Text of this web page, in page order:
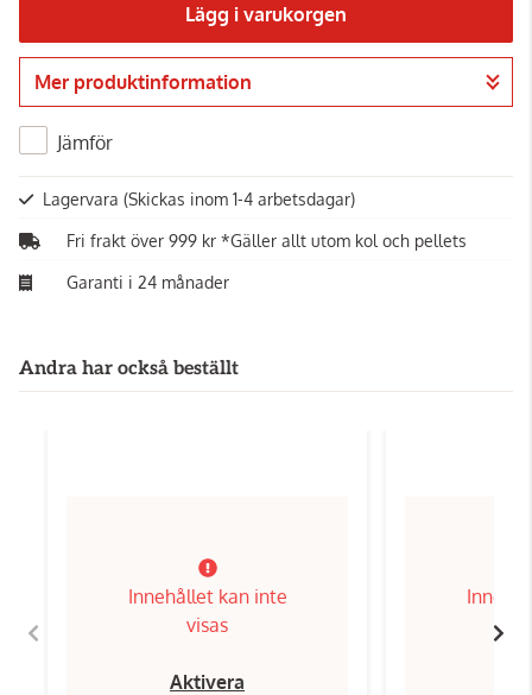
Lägg i varukorgen
Gå till kassan
Mer produktinformation
Jämför
Lagervara (Skickas inom 1-4 arbetsdagar)
Fri frakt över 999 kr *Gäller allt utom kol och pellets
Garanti i 24 månader
Andra har också beställt
Innehållet kan inte
visas
Aktivera